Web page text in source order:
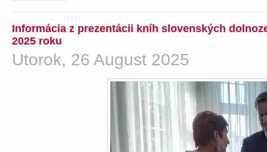
Informácia z prezentácii kníh slovenských
2025 roku
Utorok, 26 August 2025